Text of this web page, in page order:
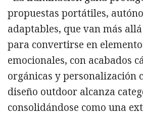
propuestas portátiles,
adaptables, que van más
para convertirse en
emocionales, con acabados
orgánicas y personalización
diseño outdoor alcanza
consolidándose como una